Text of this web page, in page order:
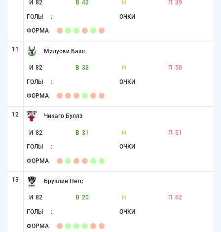
И 82 В 43 Н П 39
ГОЛЫ : ОЧКИ
ФОРМА
11 Милуоки Бакс
И 82 В 32 Н П 50
ГОЛЫ : ОЧКИ
ФОРМА
12 Чикаго Буллз
И 82 В 31 Н П 51
ГОЛЫ : ОЧКИ
ФОРМА
13 Бруклин Нетс
И 82 В 20 Н П 62
ГОЛЫ : ОЧКИ
ФОРМА